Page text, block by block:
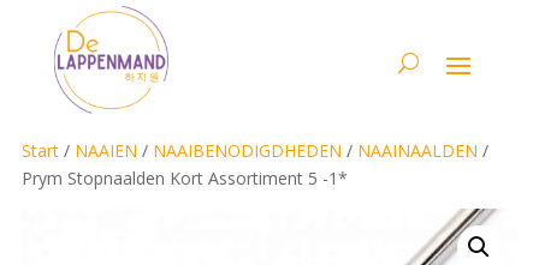
Start/ NAAIEN / NAAIBENODIGDHEDEN / NAAINAALDEN /
Prym Stopnaalden Kort Assortiment 5 -1*